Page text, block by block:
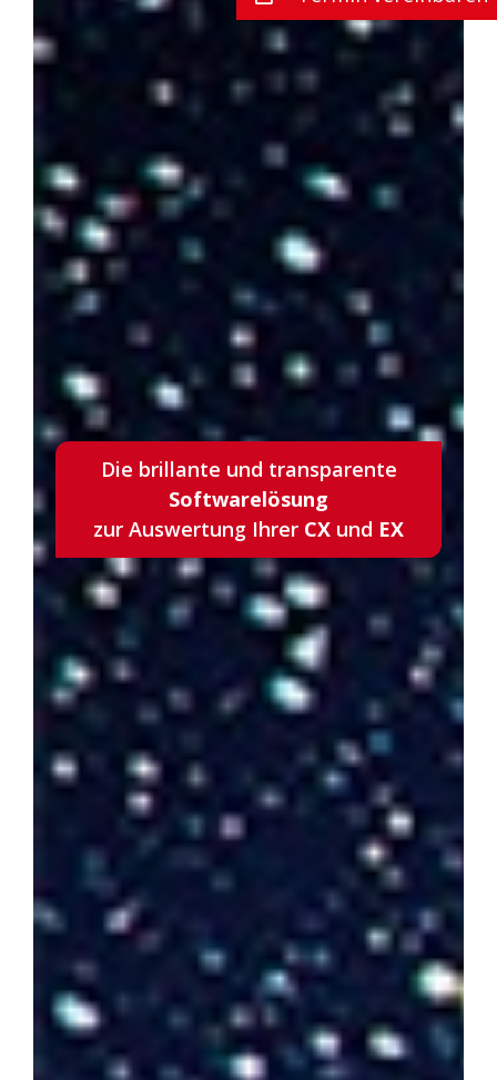
Die brillante und transparente
Softwarelösung
zur Auswertung Ihrer CX und EX